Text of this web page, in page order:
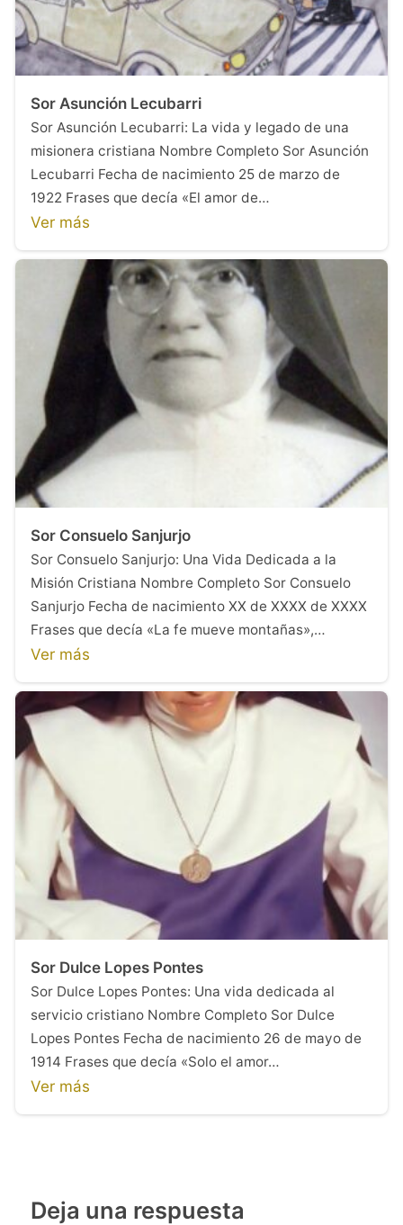
Sor Asunción Lecubarri
Sor Asunción Lecubarri: La vida y legado de una
misionera cristiana Nombre Completo Sor Asunción
Lecubarri Fecha de nacimiento 25 de marzo de
1922 Frases que decía «El amor de…
Ver más
Sor Consuelo Sanjurjo
Sor Consuelo Sanjurjo: Una Vida Dedicada a la
Misión Cristiana Nombre Completo Sor Consuelo
Sanjurjo Fecha de nacimiento XX de XXXX de XXXX
Frases que decía «La fe mueve montañas»,…
Ver más
Sor Dulce Lopes Pontes
Sor Dulce Lopes Pontes: Una vida dedicada al
servicio cristiano Nombre Completo Sor Dulce
Lopes Pontes Fecha de nacimiento 26 de mayo de
1914 Frases que decía «Solo el amor…
Ver más
Deja una respuesta